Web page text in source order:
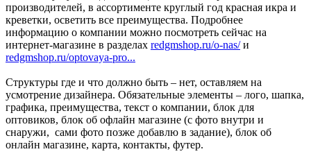
производителей, в ассортименте круглый год красная икра и
креветки, осветить все преимущества. Подробнее
информацию о компании можно посмотреть сейчас на
интернет-магазине в разделах redgmshop.ru/o-nas/и
redgmshop.ru/optovaya-pro...
Структуры где и что должно быть – нет, оставляем на
усмотрение дизайнера. Обязательные элементы – лого, шапка,
графика, преимущества, текст о компании, блок для
оптовиков, блок об офлайн магазине (с фото внутри и
снаружи, сами фото позже добавлю в задание), блок об
онлайн магазине, карта, контакты, футер.